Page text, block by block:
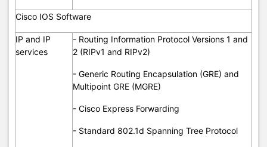
Cisco IOS Software
IP and IP
services
- Routing Information Protocol Versions 1 and
2 (RIPv1 and RIPv2)
- Generic Routing Encapsulation (GRE) and
Multipoint GRE (MGRE)
- Cisco Express Forwarding
- Standard 802.1d Spanning Tree Protocol
Version 3 (SNMPv3), Secure Shell (SSH)
Protocol, Command-Line Interface (CLI), and
HTTP management
- RADIUS and TACACS+
Protocol